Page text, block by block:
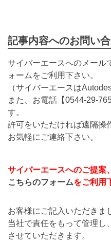
記事内容へのお問い
サイバーエースへのメール
ォームをご利用下さい。
（サイバーエースは
また、お電話【0544-29-
す。
許可をいただければ遠隔操
お気軽にご連絡下さい。
サイバーエースへのご提案
こちらのフォームをご利用
お客様にご記入いただきま
当社で責任をもって管理し
させていただきます。